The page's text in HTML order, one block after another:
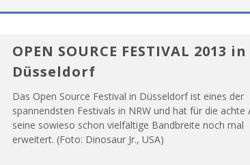
OPEN SOURCE FESTIVAL 2013 in
Düsseldorf
Das Open Source Festival in Düsseldorf ist eines der
spannendsten Festivals in NRW und hat für die achte
seine sowieso schon vielfältige Bandbreite noch mal
erweitert. (Foto: Dinosaur Jr., USA)